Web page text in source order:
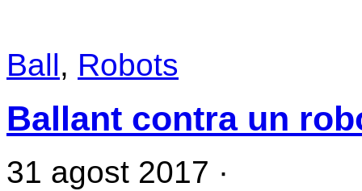
Ball, Robots
Ballant contra un
31 agost 2017 ·